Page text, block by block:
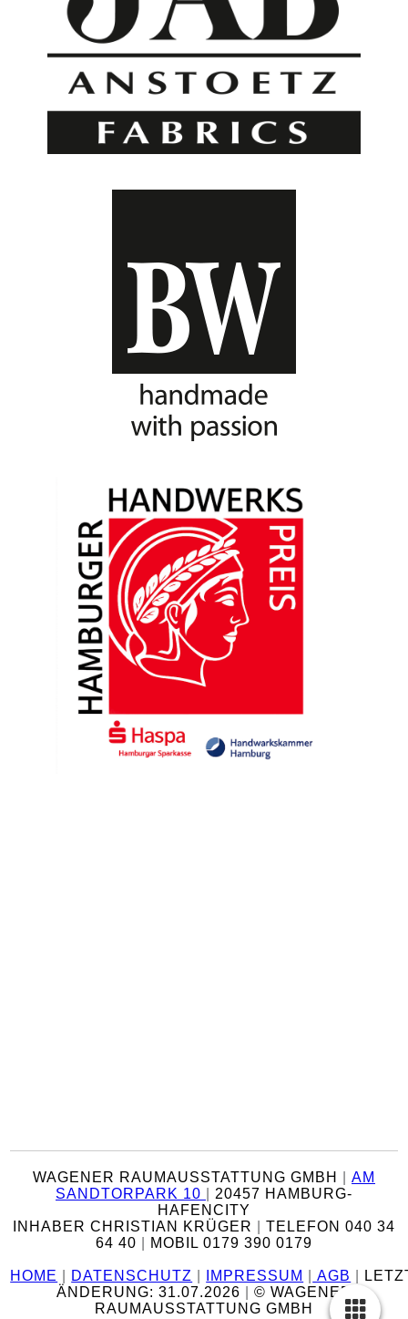
WAGENER RAUMAUSSTATTUNG GMBH
AM
SANDTORPARK 10
20457 HAMBURG-
HAFENCITY
INHABER CHRISTIAN KRÜGER
TELEFON 040 34
64 40
MOBIL 0179 390 0179
HOME DATENSCHUTZ IMPRESSUM AGB
ÄNDERUNG: 31.07.2026
© WAGENER
RAUMAUSSTATTUNG GMBH